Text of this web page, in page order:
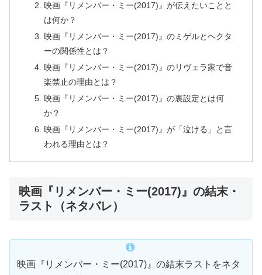
映画『リメンバー・ミー(2017)』が伝えたいことと
は何か？
映画『リメンバー・ミー(2017)』のミゲルとヘクタ
ーの関係性とは？
映画『リメンバー・ミー(2017)』のリヴェラ家で音
楽禁止の理由とは？
映画『リメンバー・ミー(2017)』の裏設定とは何
か？
映画『リメンバー・ミー(2017)』が「泣ける」と言
われる理由とは？
映画『リメンバー・ミー(2017)』の結末・
ラスト（ネタバレ）
映画『リメンバー・ミー(2017)』の結末ラストをネタ